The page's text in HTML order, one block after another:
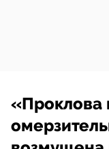
«Проклова